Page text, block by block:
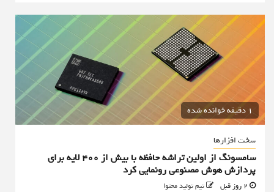
1 دقیقه خوانده شده
سخت افزارها
سامسونگ از اولین تراشه حافظه با بیش از ۴۰۰ لایه برای
پردازش هوش مصنوعی رونمایی کرد
تیم تولید محتوا